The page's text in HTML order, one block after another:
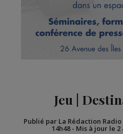
Jeu |
Publié par La Rédaction
14h48- Mis à jour le 2